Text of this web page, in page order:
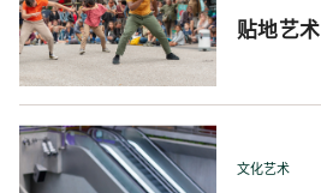
贴地艺术
文化艺术